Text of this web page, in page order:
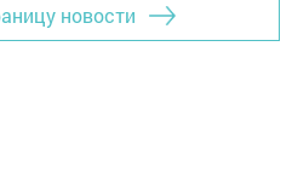
новости